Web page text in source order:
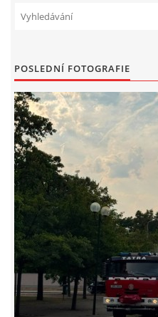
326 00
© 2026 eStránky.cz |
POSLEDNÍ FOTOGRAFIE